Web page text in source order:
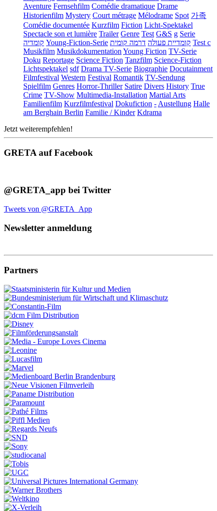
Aventure Fernsehfilm Comédie dramatique Drame
Historienfilm Mystery Court métrage Mélodrame Spot 가족
Comédie documentée Kurzfilm Fiction Licht-Spektakel
Spectacle son et lumière Trailer Genre Test G&S g Serie
קומדיה Young-Fiction-Serie קומדיית פעולה דרמה קומית
Test c
Musikfilm Musikdokumentation Young Fiction TV-Serie
Doku Reportage Science Fiction Tanzfilm Science-Fiction
Lichtspektakel sdf Drama TV-Serie Biographie Docutainment
Filmfestival Western Festival Romantik TV-Sendung
Spielfilm Genres Horror-Thriller Satire Divers History True
Crime TV-Show Multimedia-Installation Martial Arts
Familienfilm Kurzfilmfestival Dokufiction - Austellung Halle
am Berghain Berlin Familie / Kinder Kdrama
Jetzt weiterempfehlen!
GRETA auf Facebook
@GRETA_app bei Twitter
Tweets von @GRETA_App
Newsletter anmeldung
Partners